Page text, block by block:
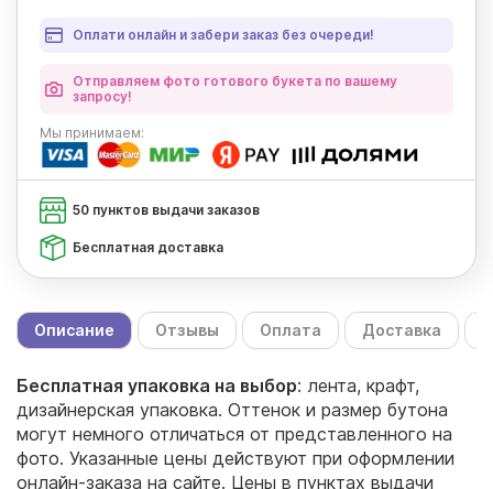
Оплати онлайн и забери заказ без очереди!
Отправляем фото готового букета по вашему
запросу!
Мы принимаем:
50 пунктов выдачи заказов
Бесплатная доставка
Описание Отзывы Оплата Доставка
Бесплатная упаковка на выбор: лента, крафт,
дизайнерская упаковка. Оттенок и размер бутона
могут немного отличаться от представленного на
фото. Указанные цены действуют при оформлении
онлайн-заказа на сайте. Цены в пунктах выдачи